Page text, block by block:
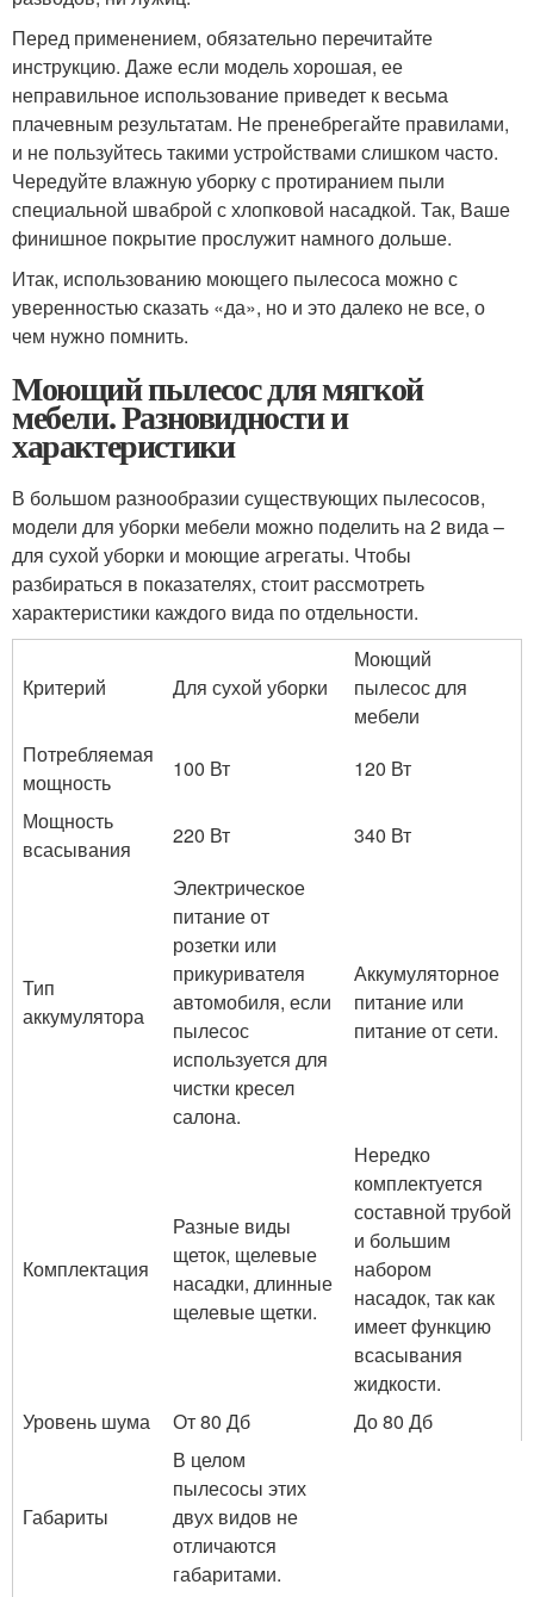
Перед применением, обязательно перечитайте
инструкцию. Даже если модель хорошая, ее
неправильное использование приведет к весьма
плачевным результатам. Не пренебрегайте правилами,
и не пользуйтесь такими устройствами слишком часто.
Чередуйте влажную уборку с протиранием пыли
специальной шваброй с хлопковой насадкой. Так, Ваше
финишное покрытие прослужит намного дольше.
Итак, использованию моющего пылесоса можно с
уверенностью сказать «да», но и это далеко не все, о
чем нужно помнить.
Моющий пылесос для мягкой
мебели. Разновидности и
характеристики
В большом разнообразии существующих пылесосов,
модели для уборки мебели можно поделить на 2 вида –
для сухой уборки и моющие агрегаты. Чтобы
разбираться в показателях, стоит рассмотреть
характеристики каждого вида по отдельности.
Критерий Для сухой уборки
Моющий
пылесос для
мебели
Потребляемая
мощность
100 Вт
120 Вт
Мощность
всасывания
220 Вт 340 Вт
Тип
аккумулятора
Электрическое
питание от
розетки или
прикуривателя
автомобиля, если
пылесос
используется для
чистки кресел
салона.
Аккумуляторное
питание или
питание от сети.
Комплектация
Разные виды
щеток, щелевые
насадки, длинные
щелевые щетки.
Нередко
комплектуется
составной трубой
и большим
набором
насадок, так как
имеет функцию
всасывания
жидкости.
Уровень шума
От 80 Дб До 80 Дб
Габариты
В целом
пылесосы этих
двух видов не
отличаются
габаритами.